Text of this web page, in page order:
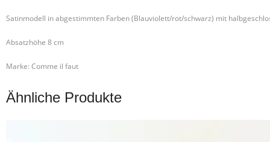
Satinmodell in abgestimmten Farben (Blauviolett/rot/schwarz) mit
Absatzhöhe 8 cm
Marke: Comme il faut
Ähnliche Produkte